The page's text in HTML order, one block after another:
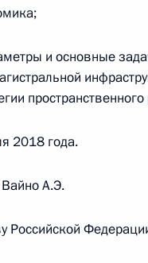
группы
15:00
женщин России»
20:20
и основные
2018 года.
А.Э.
Российской